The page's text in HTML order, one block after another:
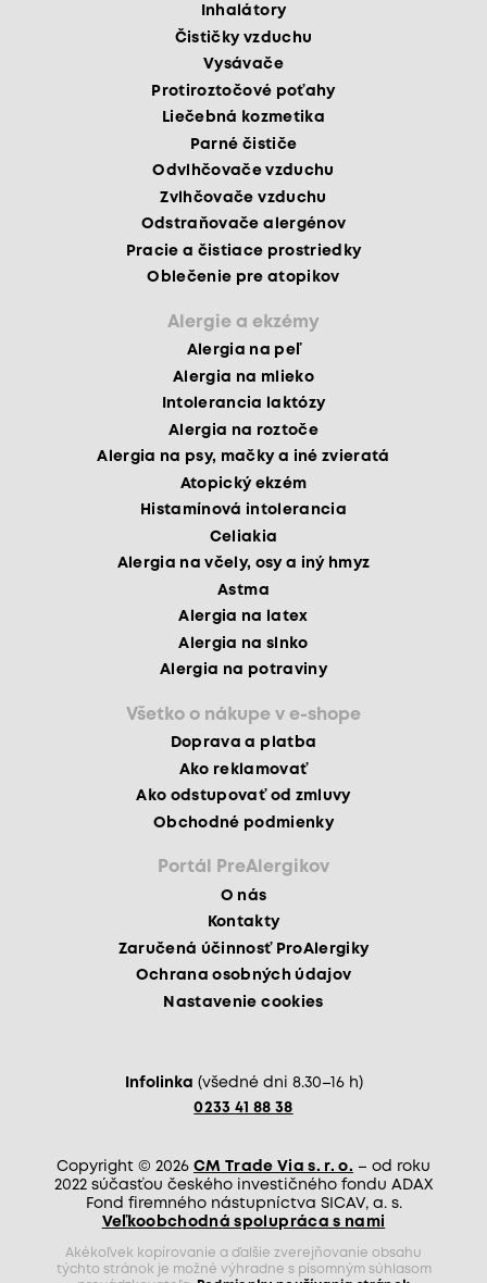
Inhalátory
Čističky vzduchu
Vysávače
Protiroztočové poťahy
Liečebná kozmetika
Parné čističe
Odvlhčovače vzduchu
Zvlhčovače vzduchu
Odstraňovače alergénov
Pracie a čistiace prostriedky
Oblečenie pre atopikov
Alergie a ekzémy
Alergia na peľ
Alergia na mlieko
Intolerancia laktózy
Alergia na roztoče
Alergia na psy, mačky a iné zvieratá
Atopický ekzém
Histamínová intolerancia
Celiakia
Alergia na včely, osy a iný hmyz
Astma
Alergia na latex
Alergia na slnko
Alergia na potraviny
Všetko o nákupe v e-shope
Doprava a platba
Ako reklamovať
Ako odstupovať od zmluvy
Obchodné podmienky
Portál PreAlergikov
O nás
Kontakty
Zaručená účinnosť ProAlergiky
Ochrana osobných údajov
Nastavenie cookies
Infolinka (všedné dni 8.30–16 h)
0233 41 88 38
Copyright © 2026 CM Trade Via s. r. o. – od roku
2022 súčasťou českého investičného fondu ADAX
Fond firemného nástupníctva SICAV, a. s.
Veľkoobchodná spolupráca s nami
Akékoľvek kopírovanie a ďalšie zverejňovanie obsahu
týchto stránok je možné výhradne s písomným súhlasom